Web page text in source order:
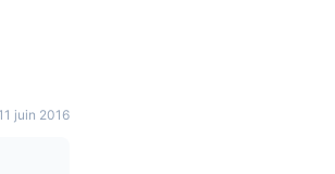
11 juin 2016